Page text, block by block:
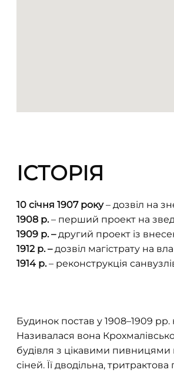
ІСТОРІЯ
10 січня 1907 року– дозвіл на
1908 р.– перший проект на
1909 р. – другий проект із
1912 р. – дозвіл магістрату на
1914 р.– реконструкція
Будинок постав у 1908–1909 рр.
Називалася вона
будівля з цікавими пивницями
сіней. Її дводільна,